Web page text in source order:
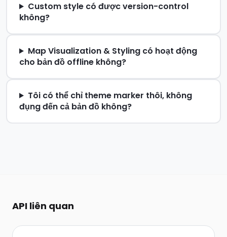
Custom style có được version-control
không?
Map Visualization & Styling có hoạt động
cho bản đồ offline không?
Tôi có thể chỉ theme marker thôi, không
đụng đến cả bản đồ không?
API liên quan